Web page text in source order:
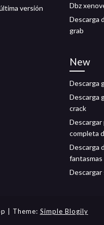
versión
Dbz
Descarga
grab
New
Descarga
Descarga
crack
Descargar
completa
Descarga
fantasmas
Descargar
| Theme: Simple Blogily